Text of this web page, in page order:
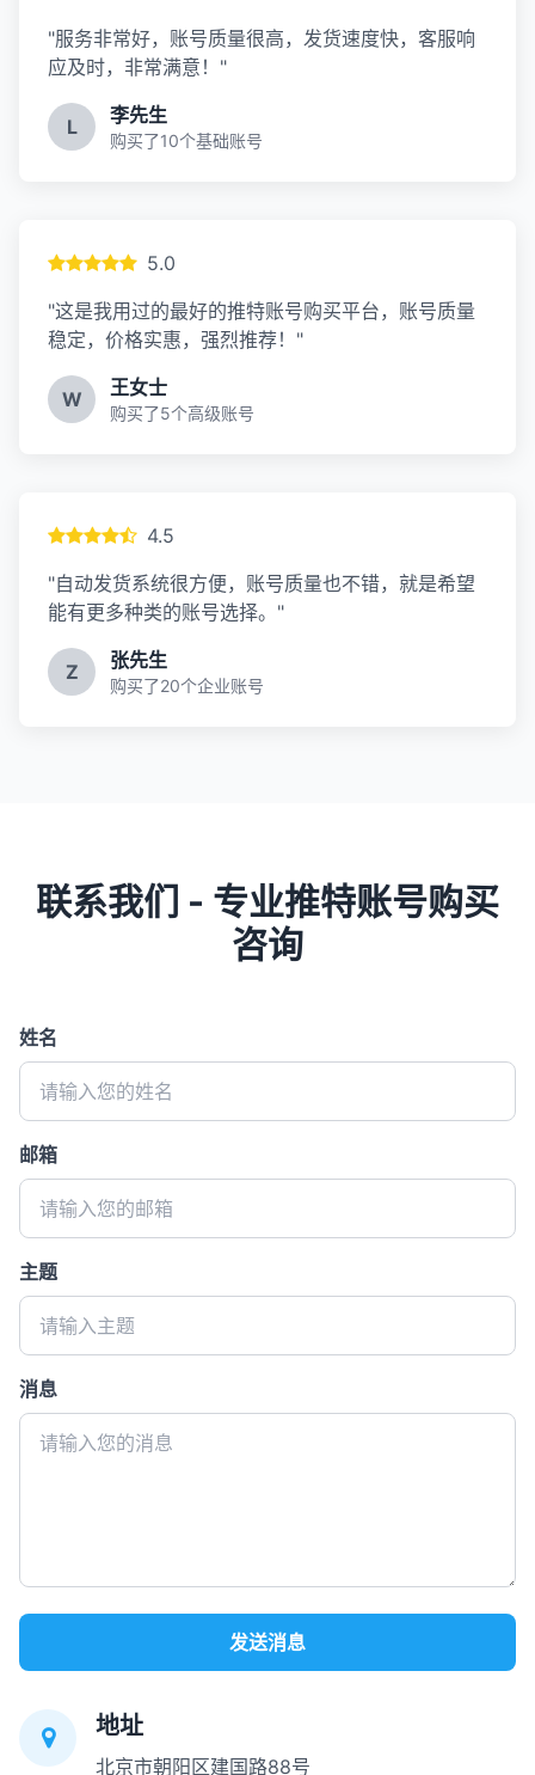
"服务非常好，账号质量很高，发货速度快，客服响
应及时，非常满意！"
L 李先生
购买了10个基础账号
5.0
"这是我用过的最好的推特账号购买平台，账号质量
稳定，价格实惠，强烈推荐！"
W 王女士
购买了5个高级账号
4.5
"自动发货系统很方便，账号质量也不错，就是希望
能有更多种类的账号选择。"
Z 张先生
购买了20个企业账号
联系我们 - 专业推特账号购买
咨询
姓名
邮箱
主题
消息
发送消息
地址
北京市朝阳区建国路88号